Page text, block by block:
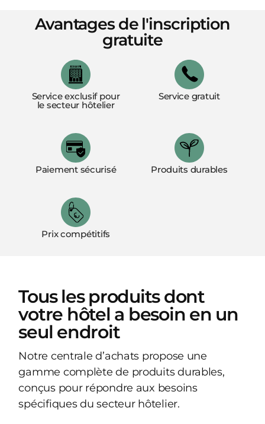
Avantages de l'inscription
gratuite
Service exclusif pour
le secteur hôtelier
Service gratuit
Paiement sécurisé Produits durables
Prix compétitifs
Tous les produits dont
votre hôtel a besoin en un
seul endroit
Notre centrale d’achats propose une
gamme complète de produits durables,
conçus pour répondre aux besoins
spécifiques du secteur hôtelier.